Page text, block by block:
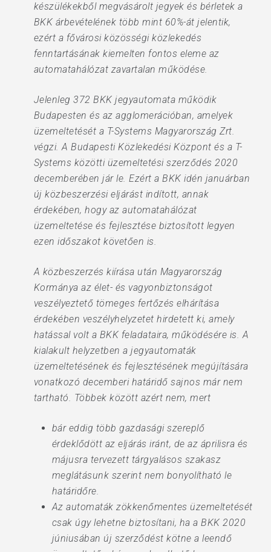
készülékekből megvásárolt jegyek és bérletek a
BKK árbevételének több mint 60%-át jelentik,
ezért a fővárosi közösségi közlekedés
fenntartásának kiemelten fontos eleme az
automatahálózat zavartalan működése.
Jelenleg 372 BKK jegyautomata működik
Budapesten és az agglomerációban, amelyek
üzemeltetését a T-Systems Magyarország Zrt.
végzi. A Budapesti Közlekedési Központ és a T-
Systems közötti üzemeltetési szerződés 2020
decemberében jár le. Ezért a BKK idén januárban
új közbeszerzési eljárást indított, annak
érdekében, hogy az automatahálózat
üzemeltetése és fejlesztése biztosított legyen
ezen időszakot követően is.
A közbeszerzés kiírása után Magyarország
Kormánya az élet- és vagyonbiztonságot
veszélyeztető tömeges fertőzés elhárítása
érdekében veszélyhelyzetet hirdetett ki, amely
hatással volt a BKK feladataira, működésére is. A
kialakult helyzetben a jegyautomaták
üzemeltetésének és fejlesztésének megújítására
vonatkozó decemberi határidő sajnos már nem
tartható. Többek között azért nem, mert
bár eddig több gazdasági szereplő
érdeklődött az eljárás iránt, de az áprilisra és
májusra tervezett tárgyalásos szakasz
meglátásunk szerint nem bonyolítható le
határidőre.
Az automaták zökkenőmentes üzemeltetését
csak úgy lehetne biztosítani, ha a BKK 2020
júniusában új szerződést kötne a leendő